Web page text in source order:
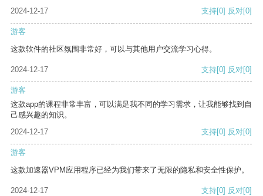
2024-12-17 支持[0] 反对[0]
游客
这款软件的社区氛围非常好，可以与其他用户交流学习心得。
2024-12-17 支持[0] 反对[0]
游客
这款app的课程非常丰富，可以满足我不同的学习需求，让我能够找到自
己感兴趣的知识。
2024-12-17
支持[0] 反对[0]
游客
这款加速器VPM应用程序已经为我们带来了无限的隐私和安全性保护。
2024-12-17 支持[0] 反对[0]